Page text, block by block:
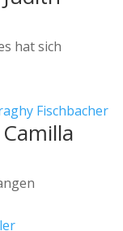
hat sich